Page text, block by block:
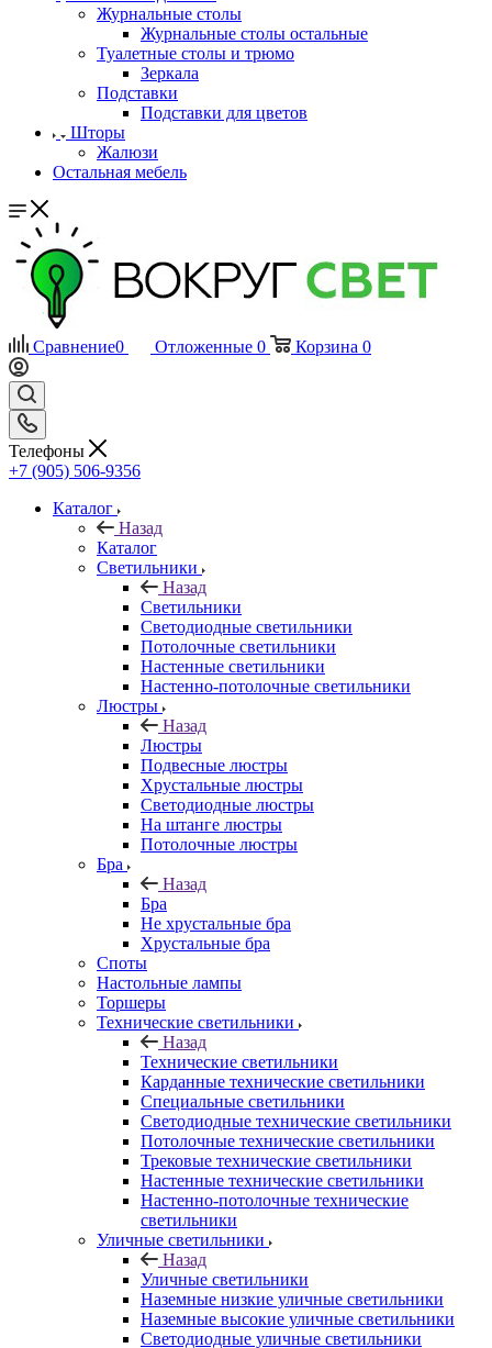
Журнальные столы
Журнальные столы остальные
Туалетные столы и трюмо
Зеркала
Подставки
Подставки для цветов
Шторы
Жалюзи
Остальная мебель
Сравнение0 Отложенные 0 Корзина 0
Телефоны
+7 (905) 506-9356
Каталог
Назад
Каталог
Светильники
Назад
Светильники
Светодиодные светильники
Потолочные светильники
Настенные светильники
Настенно-потолочные светильники
Люстры
Назад
Люстры
Подвесные люстры
Хрустальные люстры
Светодиодные люстры
На штанге люстры
Потолочные люстры
Бра
Назад
Бра
Не хрустальные бра
Хрустальные бра
Споты
Настольные лампы
Торшеры
Технические светильники
Назад
Технические светильники
Карданные технические светильники
Специальные светильники
Светодиодные технические светильники
Потолочные технические светильники
Трековые технические светильники
Настенные технические светильники
Настенно-потолочные технические
светильники
Уличные светильники
Назад
Уличные светильники
Наземные низкие уличные светильники
Наземные высокие уличные светильники
Светодиодные уличные светильники